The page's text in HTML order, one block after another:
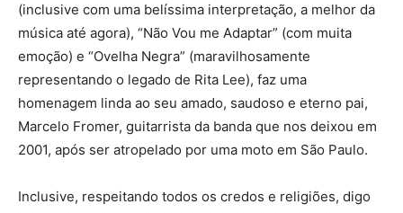
(inclusive com uma belíssima interpretação, a melhor da
música até agora), “Não Vou me Adaptar” (com muita
emoção) e “Ovelha Negra” (maravilhosamente
representando o legado de Rita Lee), faz uma
homenagem linda ao seu amado, saudoso e eterno pai,
Marcelo Fromer, guitarrista da banda que nos deixou em
2001, após ser atropelado por uma moto em São Paulo.
Inclusive, respeitando todos os credos e religiões, digo